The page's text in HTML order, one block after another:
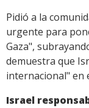
Pidió a la
urgente para
Gaza",
demuestra que
internacional" en
Israel